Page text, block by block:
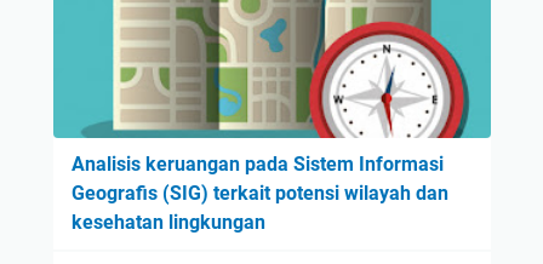
Analisis keruangan pada Sistem Informasi
Geografis (SIG) terkait potensi wilayah dan
kesehatan lingkungan